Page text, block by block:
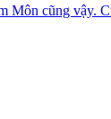
Môn cũng